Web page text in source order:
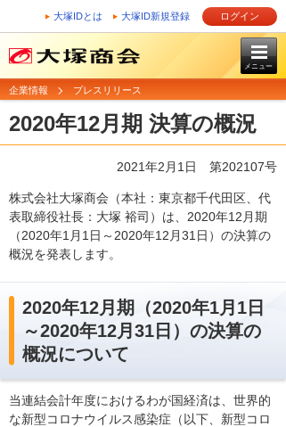
大塚IDとは 大塚ID新規登録 ログイン
メニュー
企業情報 プレスリリース
2020年12月期 決算の概況
2021年2月1日 第202107号
株式会社大塚商会（本社：東京都千代田区、代
表取締役社長：大塚 裕司）は、2020年12月期
（2020年1月1日～2020年12月31日）の決算の
概況を発表します。
2020年12月期（2020年1月1日
～2020年12月31日）の決算の
概況について
当連結会計年度におけるわが国経済は、世界的
な新型コロナウイルス感染症（以下、新型コロ